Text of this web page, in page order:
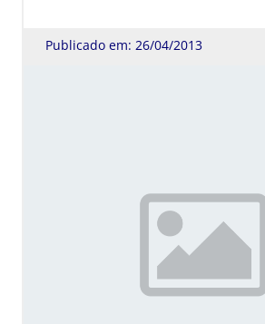
Publicado em: 26/04/2013